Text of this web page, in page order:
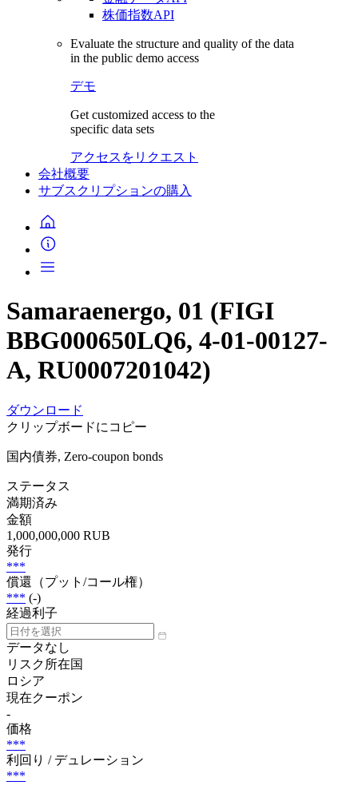
株価指数API
Evaluate the structure and quality of the data
in the public demo access
デモ
Get customized access to the
specific data sets
アクセスをリクエスト
会社概要
サブスクリプションの購入
Samaraenergo, 01 (FIGI
BBG000650LQ6, 4-01-00127-
A, RU0007201042)
ダウンロード
クリップボードにコピー
国内債券, Zero-coupon bonds
ステータス
満期済み
金額
1,000,000,000 RUB
発行
***
償還（プット/コール権）
*** (-)
経過利子
データなし
リスク所在国
ロシア
現在クーポン
-
価格
***
利回り / デュレーション
***